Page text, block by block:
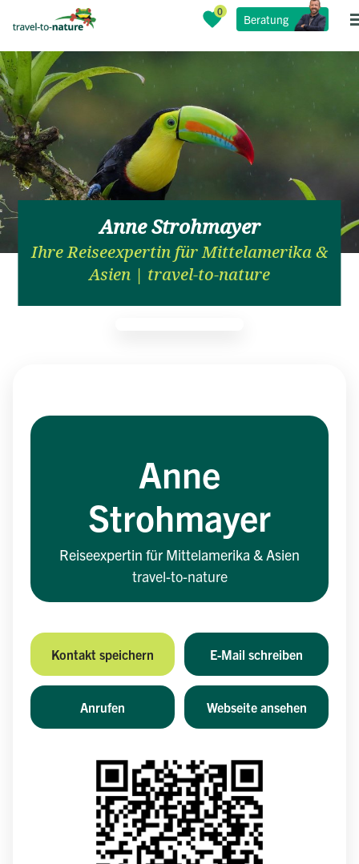
Beratung
Anne Strohmayer
Ihre Reiseexpertin für Mittelamerika &
Asien | travel-to-nature
Anne
Strohmayer
Reiseexpertin für Mittelamerika & Asien
travel-to-nature
Kontakt speichern E-Mail schreiben
Anrufen Webseite ansehen